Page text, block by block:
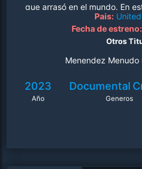
que arrasó en el mundo. En
espectadores descubrirán la
historias y podría
hermanos contra su padre,
de hace décadas. Un
clave para cambiar la
de los hermanos, a la vez
Pais:
Fecha de estreno:
Otros
Menendez Menudo
2023
Año
Documental
Generos